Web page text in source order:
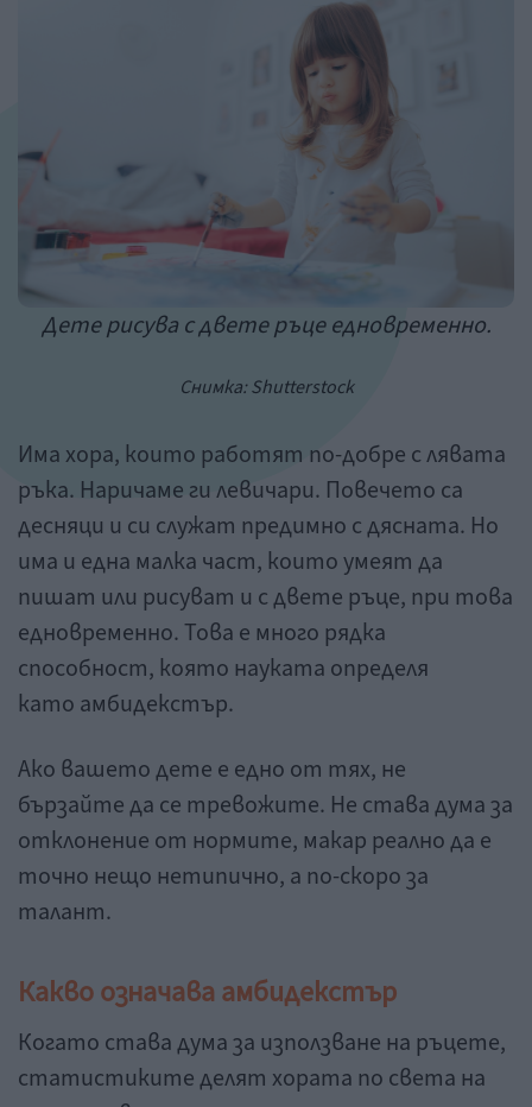
Дете рисува с двете ръце едновременно.
Снимка: Shutterstock
Има хора, които работят по-добре с лявата
ръка. Наричаме ги левичари. Повечето са
десняци и си служат предимно с дясната. Но
има и една малка част, които умеят да
пишат или рисуват и с двете ръце, при това
едновременно. Това е много рядка
способност, която науката определя
като амбидекстър.
Ако вашето дете е едно от тях, не
бързайте да се тревожите. Не става дума за
отклонение от нормите, макар реално да е
точно нещо нетипично, а по-скоро за
талант.
Какво означава амбидекстър
Когато става дума за използване на ръцете,
статистиките делят хората по света на